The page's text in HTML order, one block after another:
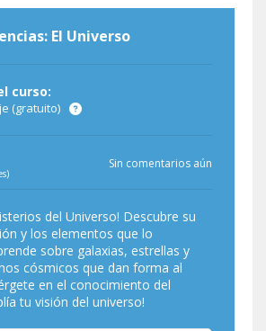
El Universo
curso:
(gratuito)
Sin comentarios aún
del Universo! Descubre su
y los elementos que lo
sobre galaxias, estrellas y
cósmicos que dan forma al
en el conocimiento del
tu visión del universo!